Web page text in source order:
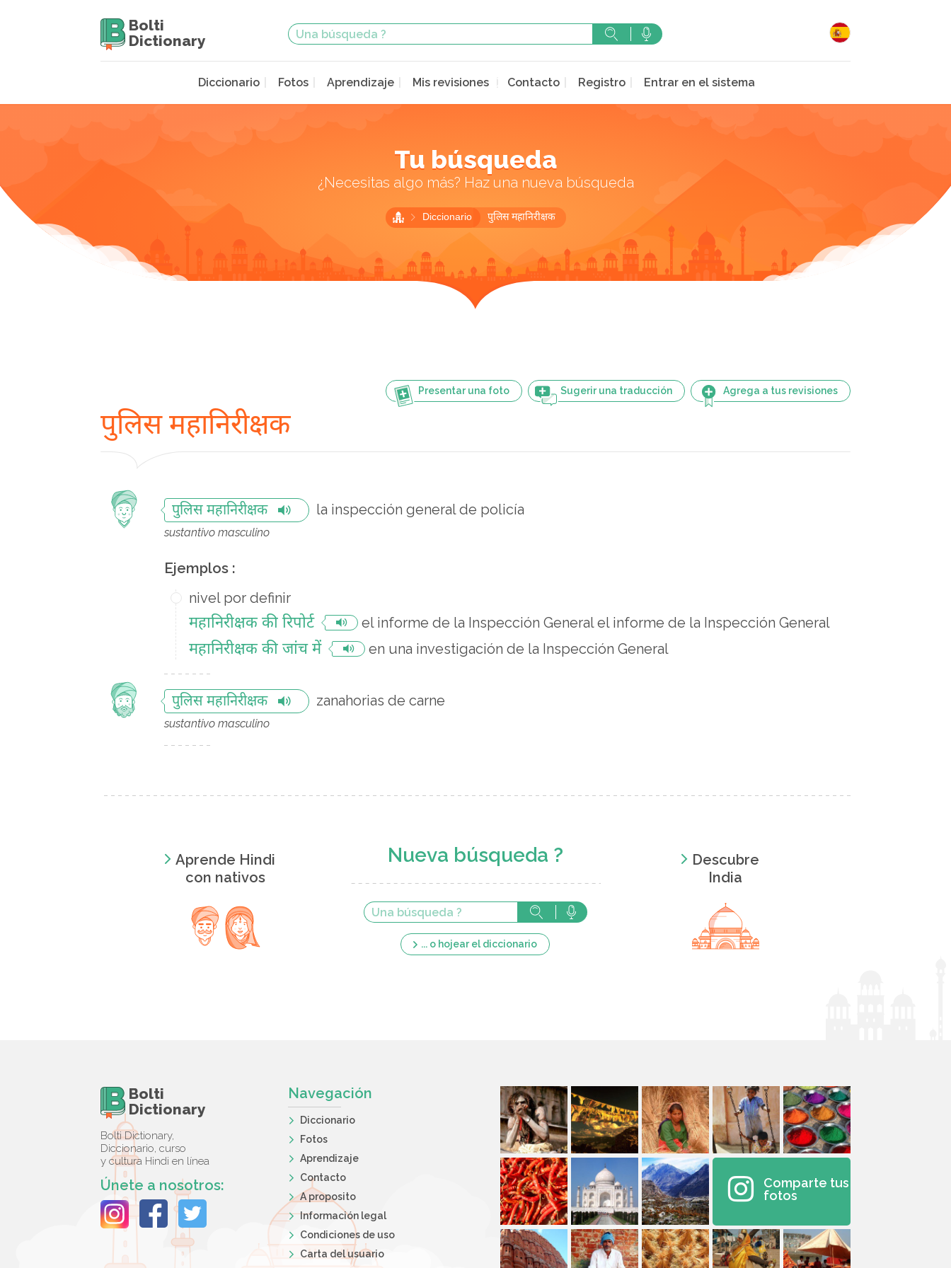
Bolti
Dictionary
Diccionario Fotos Aprendizaje Mis revisiones Contacto Registro Entrar en el sistema
Tu búsqueda
¿Necesitas algo más? Haz una nueva búsqueda
Diccionario पुलिस महानिरीक्षक
Presentar una foto Sugerir una traducción Agrega a tus revisiones
पुलिस महानिरीक्षक
पुलिस महानिरीक्षक la inspección general de policía
sustantivo masculino
Ejemplos :
nivel por definir
महानिरीक्षक की रिपोर्ट el informe de la Inspección Generalel informe de la Inspección General
महानिरीक्षक की जांच में en una investigación de la Inspección General
पुलिस महानिरीक्षक zanahorias de carne
sustantivo masculino
Aprende Hindi
con nativos
Nueva búsqueda ?
... o hojear el diccionario
Descubre
India
Bolti
Dictionary
Bolti Dictionary,
Diccionario, curso
y cultura Hindi en línea
Únete a nosotros:
Navegación
Diccionario
Fotos
Aprendizaje
Contacto
A proposito
Información legal
Condiciones de uso
Carta del usuario
Comparte tus
fotos